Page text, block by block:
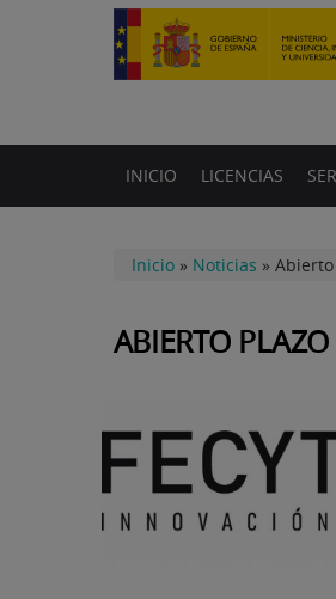
INICIO LICENCIAS
Inicio » Noticias » Abierto
ABIERTO